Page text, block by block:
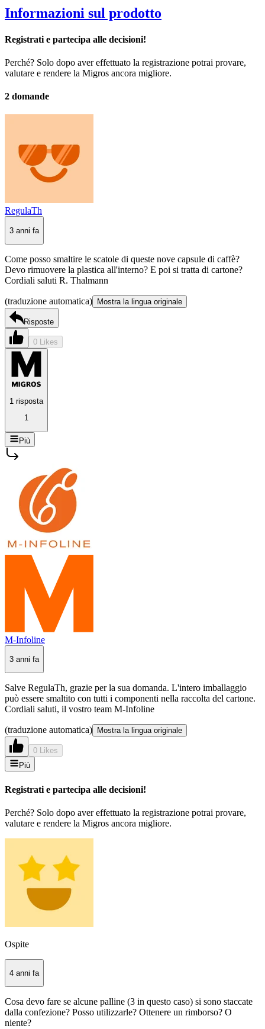
Informazioni sul prodotto
Registrati e partecipa alle decisioni!
Perché? Solo dopo aver effettuato la registrazione potrai provare,
valutare e rendere la Migros ancora migliore.
2 domande
RegulaTh
3 anni fa
Come posso smaltire le scatole di queste nove capsule di caffè?
Devo rimuovere la plastica all'interno? E poi si tratta di cartone?
Cordiali saluti R. Thalmann
(traduzione automatica) Mostra la lingua originale
Risposte
0 Likes
1 risposta
1
Più
M-Infoline
3 anni fa
Salve RegulaTh, grazie per la sua domanda. L'intero imballaggio
può essere smaltito con tutti i componenti nella raccolta del cartone.
Cordiali saluti, il vostro team M-Infoline
(traduzione automatica) Mostra la lingua originale
0 Likes
Più
Registrati e partecipa alle decisioni!
Perché? Solo dopo aver effettuato la registrazione potrai provare,
valutare e rendere la Migros ancora migliore.
Ospite
4 anni fa
Cosa devo fare se alcune palline (3 in questo caso) si sono staccate
dalla confezione? Posso utilizzarle? Ottenere un rimborso? O
niente?